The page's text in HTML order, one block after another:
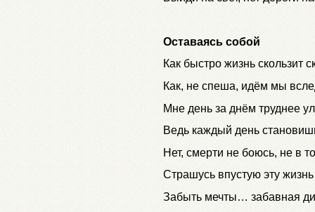
Оставаясь собой
Как быстро жизнь скользит
Как, не спеша, идём мы
Мне день за днём труднее
Ведь каждый день
Нет, смерти не боюсь, не в
Страшусь впустую эту
Забыть мечты… забавная